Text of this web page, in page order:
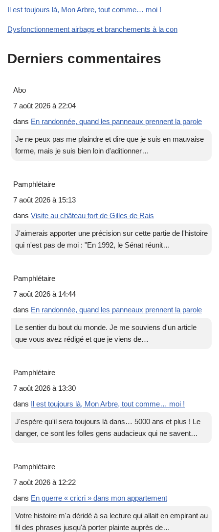
Il est toujours là, Mon Arbre, tout comme… moi !
Dysfonctionnement airbags et branchements à la con
Derniers commentaires
Abo
7 août 2026 à 22:04
dans En randonnée, quand les panneaux prennent la parole
Je ne peux pas me plaindre et dire que je suis en mauvaise
forme, mais je suis bien loin d'aditionner…
Pamphlétaire
7 août 2026 à 15:13
dans Visite au château fort de Gilles de Rais
J'aimerais apporter une précision sur cette partie de l'histoire
qui n'est pas de moi : "En 1992, le Sénat réunit…
Pamphlétaire
7 août 2026 à 14:44
dans En randonnée, quand les panneaux prennent la parole
Le sentier du bout du monde. Je me souviens d'un article
que vous avez rédigé et que je viens de…
Pamphlétaire
7 août 2026 à 13:30
dans Il est toujours là, Mon Arbre, tout comme… moi !
J'espère qu'il sera toujours là dans… 5000 ans et plus ! Le
danger, ce sont les folles gens audacieux qui ne savent…
Pamphlétaire
7 août 2026 à 12:22
dans En guerre « cricri » dans mon appartement
Votre histoire m'a déridé à sa lecture qui allait en empirant au
fil des phrases jusqu'à porter plainte auprès de…